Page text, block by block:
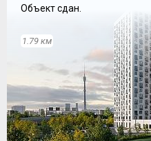
Объект сдан.
1.79 км